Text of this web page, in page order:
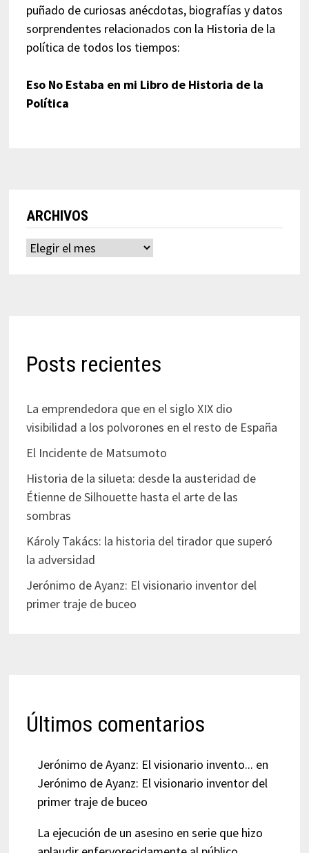
puñado de curiosas anécdotas, biografías y datos
sorprendentes relacionados con la Historia de la
política de todos los tiempos:
Eso No Estaba en mi Libro de Historia de la
Política
ARCHIVOS
Archivos
Posts recientes
La emprendedora que en el siglo XIX dio
visibilidad a los polvorones en el resto de España
El Incidente de Matsumoto
Historia de la silueta: desde la austeridad de
Étienne de Silhouette hasta el arte de las
sombras
Károly Takács: la historia del tirador que superó
la adversidad
Jerónimo de Ayanz: El visionario inventor del
primer traje de buceo
Últimos comentarios
Jerónimo de Ayanz: El visionario invento... en
Jerónimo de Ayanz: El visionario inventor del
primer traje de buceo
La ejecución de un asesino en serie que hizo